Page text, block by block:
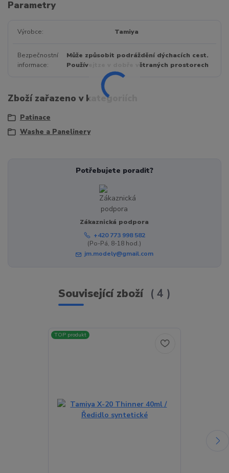
Parametry
Výrobce Tamiya
Bezpečnostní
informace
Může způsobit podráždění dýchacích cest.
Používejtze v dobře větraných prostorech
Zboží zařazeno v kategoriích
Patinace
Washe a Panelinery
Potřebujete poradit?
Zákaznická podpora
+420 773 998 582
(Po-Pá, 8-18 hod.)
jm.modely@gmail.com
Související zboží 4
TOP produkt